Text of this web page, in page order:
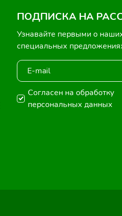
ПОДПИСКА НА
Узнавайте первыми о
специальных
Согласен на обработку
персональных данных